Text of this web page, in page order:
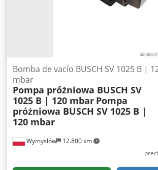
Wymysłów 12.800 km
Bomba de vacío BUSCH SV 1025 B |
mbar
Pompa próżniowa BUSCH SV
1025 B | 120 mbar Pompa
próżniowa BUSCH SV 1025 B |
120 mbar